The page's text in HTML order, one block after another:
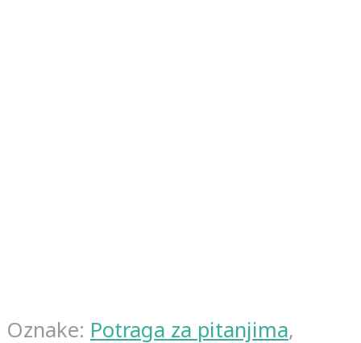
Oznake: Potraga za pitanjima,